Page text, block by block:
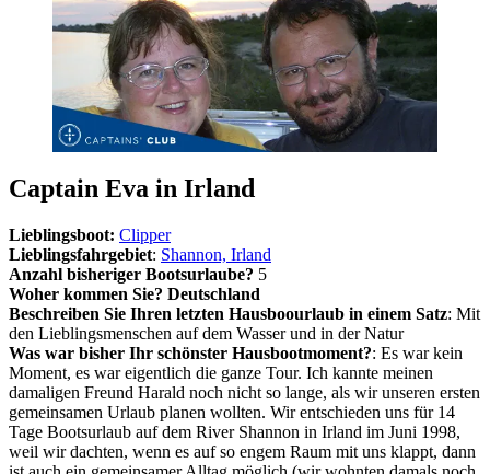
Captain Eva in Irland
Lieblingsboot: Clipper
Lieblingsfahrgebiet: Shannon, Irland
Anzahl bisheriger Bootsurlaube? 5
Woher kommen Sie? Deutschland
Beschreiben Sie Ihren letzten Hausboourlaub in einem Satz: Mit
den Lieblingsmenschen auf dem Wasser und in der Natur
Was war bisher Ihr schönster Hausbootmoment?: Es war kein
Moment, es war eigentlich die ganze Tour. Ich kannte meinen
damaligen Freund Harald noch nicht so lange, als wir unseren ersten
gemeinsamen Urlaub planen wollten. Wir entschieden uns für 14
Tage Bootsurlaub auf dem River Shannon in Irland im Juni 1998,
weil wir dachten, wenn es auf so engem Raum mit uns klappt, dann